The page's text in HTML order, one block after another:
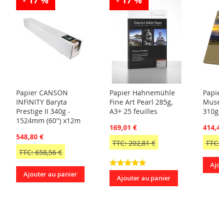
Papier CANSON
INFINITY Baryta
Prestige II 340g -
1524mm (60'') x12m
548,80 €
TTC: 658,56 €
Ajouter au panier
Papier Hahnemühle
Fine Art Pearl 285g,
A3+ 25 feuilles
169,01 €
TTC: 202,81 €
Ajouter au panier